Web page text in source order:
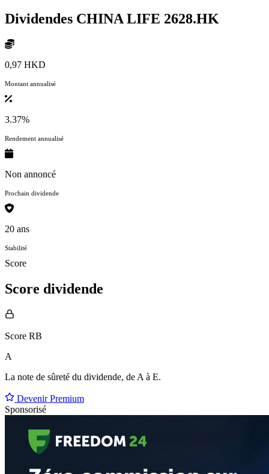
Dividendes CHINA LIFE 2628.HK
0,97 HKD
Montant annualisé
3.37%
Rendement annualisé
Non annoncé
Prochain dividende
20 ans
Stabilité
Score
Score dividende
Score RB
A
La note de sûreté du dividende, de A à E.
Devenir Premium
Sponsorisé